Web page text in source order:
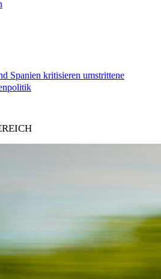
Spanien kritisieren umstrittene